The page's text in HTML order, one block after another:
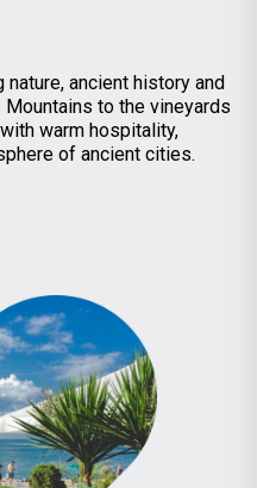
ancient history and
Mountains to the vineyards
warm hospitality,
of ancient cities.